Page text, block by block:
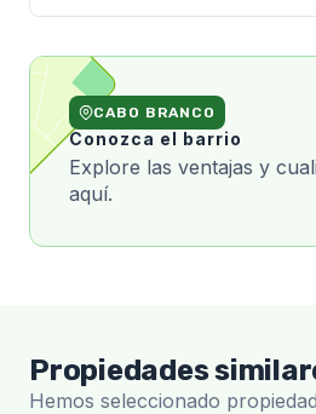
CABO BRANCO
Conozca el barrio
Explore las ventajas y
aquí.
Propiedades
Hemos seleccionado